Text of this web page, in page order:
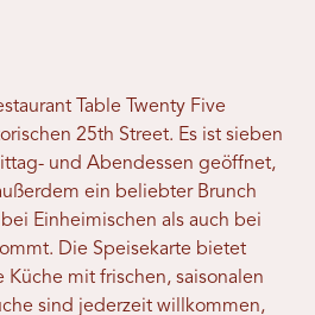
Table Twenty Five
25th Street. Es ist sieben
und Abendessen geöffnet,
ein beliebter Brunch
Einheimischen als auch bei
Die Speisekarte bietet
Küche mit frischen, saisonalen
sind jederzeit willkommen,